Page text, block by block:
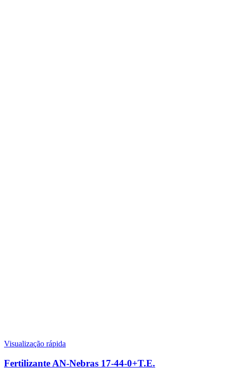
Visualização rápida
Fertilizante AN-Nebras 17-44-0+T.E.